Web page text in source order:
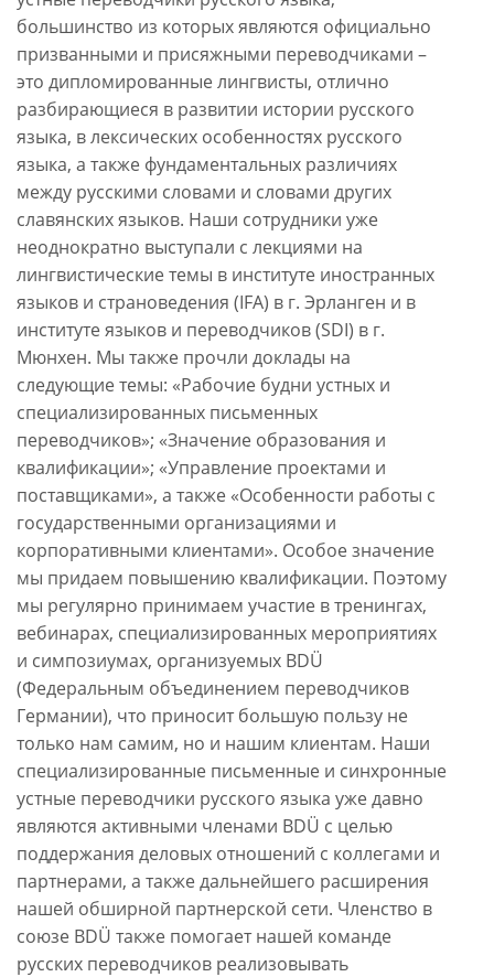
большинство из которых являются официально
призванными и присяжными переводчиками –
это дипломированные лингвисты, отлично
разбирающиеся в развитии истории русского
языка, в лексических особенностях русского
языка, а также фундаментальных различиях
между русскими словами и словами других
славянских языков. Наши сотрудники уже
неоднократно выступали с лекциями на
лингвистические темы в институте иностранных
языков и страноведения (IFA) в г. Эрланген и в
институте языков и переводчиков (SDI) в г.
Мюнхен. Мы также прочли доклады на
следующие темы: «Рабочие будни устных и
специализированных письменных
переводчиков»; «Значение образования и
квалификации»; «Управление проектами и
поставщиками», а также «Особенности работы с
государственными организациями и
корпоративными клиентами». Особое значение
мы придаем повышению квалификации. Поэтому
мы регулярно принимаем участие в тренингах,
вебинарах, специализированных мероприятиях
и симпозиумах, организуемых BDÜ
(Федеральным объединением переводчиков
Германии), что приносит большую пользу не
только нам самим, но и нашим клиентам. Наши
специализированные письменные и синхронные
устные переводчики русского языка уже давно
являются активными членами BDÜ с целью
поддержания деловых отношений с коллегами и
партнерами, а также дальнейшего расширения
нашей обширной партнерской сети. Членство в
союзе BDÜ также помогает нашей команде
русских переводчиков реализовывать